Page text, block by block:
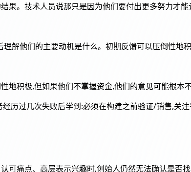
果。技术人员说那只是因为他们要付出更多努力才
解他们的主要动机是什么。初期反馈可以压倒性地
积极,但如果他们不掌握资金,他们的意见可能根本不
过几次失败后学到:必须在构建之前验证/销售,关
可痛点、高层表示兴趣时,创始人仍然无法确认是否